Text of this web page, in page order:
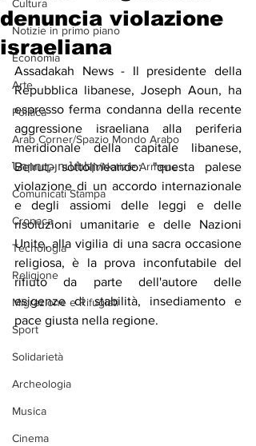
Cultura
Notizie in primo piano
Economia
Arte
Politica
Arab Corner/Spazio Mondo Arabo
Նորություններ/Notizie Armene
Comunicati Stampa
Cronaca
Tecnologia
Religione
Migrazione e Rifugiati
Sport
Solidarietà
Archeologia
Musica
Cinema
denuncia violazione
israeliana
Assadakah News - Il presidente della
Repubblica libanese, Joseph Aoun, ha
espresso ferma condanna della recente
aggressione israeliana alla periferia
meridionale della capitale libanese,
Beirut, sottolineando: "questa palese
violazione di un accordo internazionale
e degli assiomi delle leggi e delle
risoluzioni umanitarie e delle Nazioni
Unite, alla vigilia di una sacra occasione
religiosa, è la prova inconfutabile del
rifiuto da parte dell'autore delle
esigenze di stabilità, insediamento e
pace giusta nella regione.